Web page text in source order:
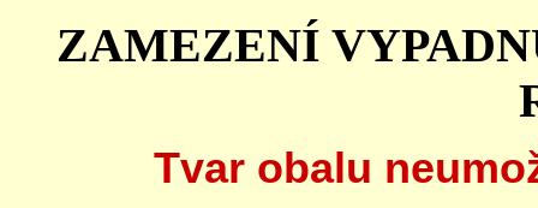
ZAMEZENÍ
Tvar obalu